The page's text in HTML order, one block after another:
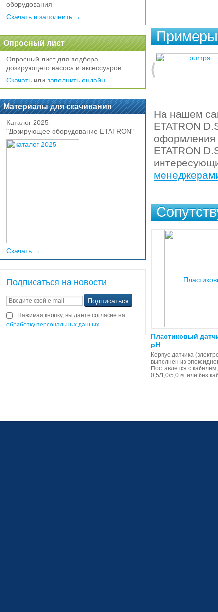
Примеры
На нашем
ETATRON
оформления
ETATRON
Пластиковый
рН
Корпус датчика
выполнен из
Поставлется с
0,5/1,0/5,0 м. или без
оборудования
Скачать и заполнить →
Опросный лист
Опросный лист для подбора
дозирующего насоса и аксессуаров
Скачать или заполнить онлайн
Материалы для скачивания
Каталог 2025
"Дозирующее оборудование ETATRON"
Скачать →
Подписаться на новости
Нажимая кнопку, вы даете согласие на
обработку персональных данных